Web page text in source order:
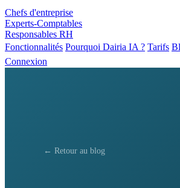
Chefs d'entreprise
Experts-Comptables
Responsables RH
Fonctionnalités Pourquoi Dairia IA ? Tarifs
Connexion
← Retour au blog